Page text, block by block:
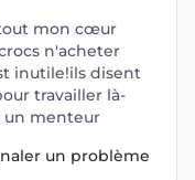
mon cœur
n'acheter
inutile!ils disent
travailler là-
un menteur
un problème